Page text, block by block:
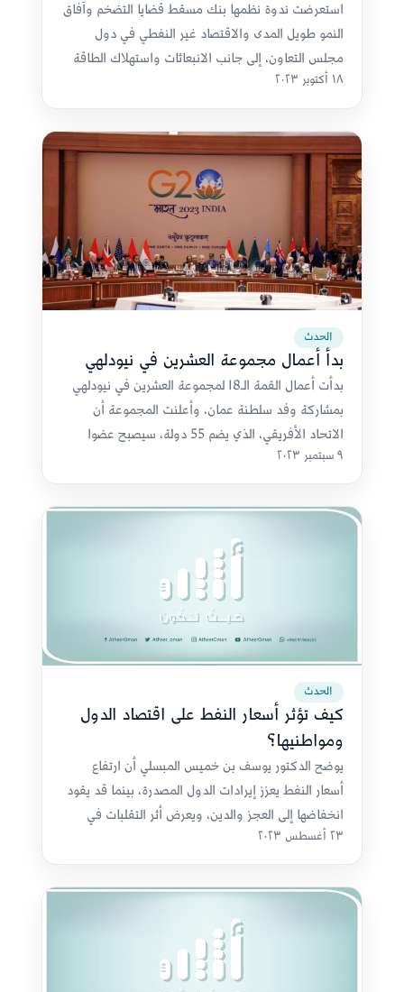
استعرضت ندوة نظمها بنك مسقط قضايا التضخم وآفاق
النمو طويل المدى والاقتصاد غير النفطي في دول
مجلس التعاون، إلى جانب الانبعاثات واستهلاك الطاقة
وإمداداتها.
١٨ أكتوبر ٢٠٢٣
الحدث
بدأ أعمال مجموعة العشرين في نيودلهي
بدأت أعمال القمة الـ18 لمجموعة العشرين في نيودلهي
بمشاركة وفد سلطنة عمان، وأعلنت المجموعة أن
الاتحاد الأفريقي، الذي يضم 55 دولة، سيصبح عضوا
دائما فيها.
٩ سبتمبر ٢٠٢٣
الحدث
كيف تؤثر أسعار النفط على اقتصاد الدول
ومواطنيها؟
يوضح الدكتور يوسف بن خميس المبسلي أن ارتفاع
أسعار النفط يعزز إيرادات الدول المصدرة، بينما قد يقود
انخفاضها إلى العجز والدين، ويعرض أثر التقلبات في
السلع ودخل الأفراد.
٢٣ أغسطس ٢٠٢٣